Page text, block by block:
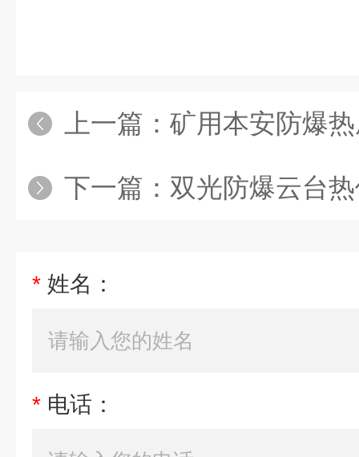
上一篇： 矿用本安防爆热成像YRH600 E/F 本安变焦云台红外热像仪带本安证 产品
下一篇： 双光防爆云台热像仪 危化品仓库防爆火灾红外监控
* 姓名：
* 电话：